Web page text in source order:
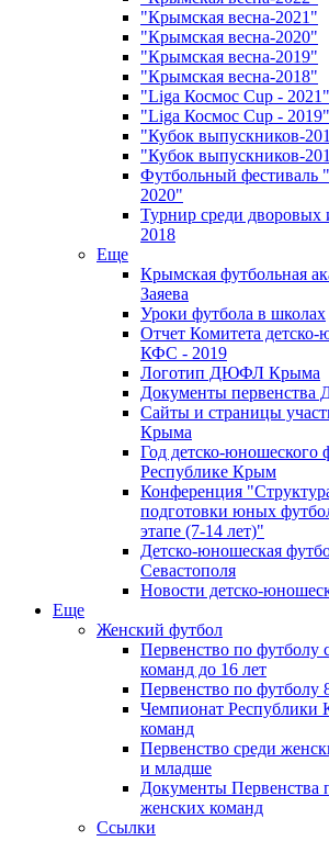
"Крымская весна-2021"
"Крымская весна-2020"
"Крымская весна-2019"
"Крымская весна-2018"
"Liga Космос Cup - 2021"
"Liga Космос Cup - 2019"
"Кубок выпускников-
"Кубок выпускников-
Футбольный фестиваль
2020"
Турнир среди дворовых
2018
Еще
Крымская футбольная
Заяева
Уроки футбола в школах
Отчет Комитета детско-
КФС - 2019
Логотип ДЮФЛ Крыма
Документы
Сайты и страницы
Крыма
Год детско-юношеского
Республике Крым
Конференция
подготовки юных
этапе (7-14 лет)"
Детско-юношеская
Севастополя
Новости детско-
Еще
Женский футбол
Первенство по футболу
команд до 16 лет
Первенство по футболу
Чемпионат Республики
команд
Первенство среди
и младше
Документы Первенства
женских команд
Ссылки